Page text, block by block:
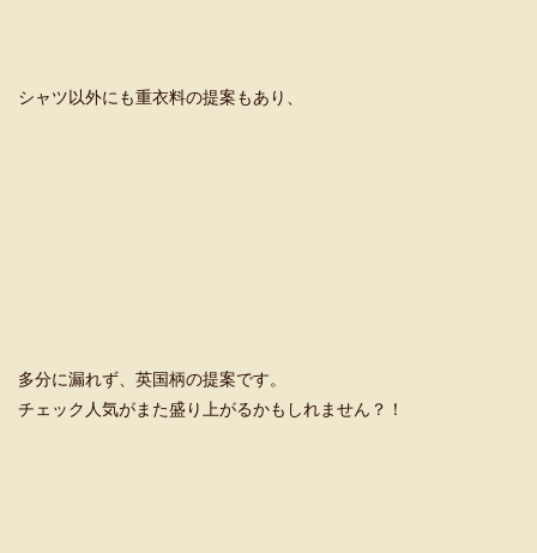
シャツ以外にも重衣料の提案もあり、
多分に漏れず、英国柄の提案です。
チェック人気がまた盛り上がるかもしれません？！